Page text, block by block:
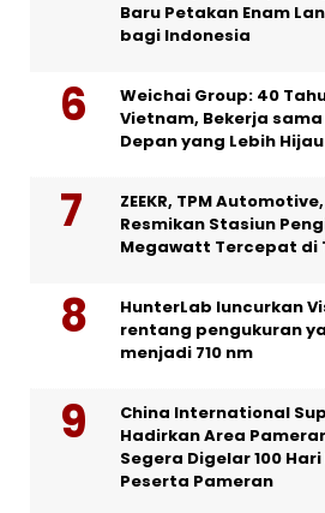
Baru Petakan Enam
bagi Indonesia
Weichai Group: 40
Vietnam, Bekerja
Depan yang Lebih
ZEEKR, TPM Automotive,
Resmikan Stasiun
Megawatt Tercepat di
HunterLab luncurkan
rentang pengukuran
menjadi 710 nm
China International
Hadirkan Area
Segera Digelar 100
Peserta Pameran